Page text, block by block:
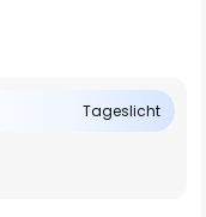
Tageslicht